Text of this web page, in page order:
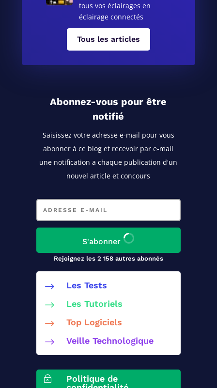
tous vos éclairages en
éclairage connectés
Tous les articles
Abonnez-vous pour être
notifié
Saisissez votre adresse e-mail pour vous
abonner à ce blog et recevoir par e-mail
une notification a chaque publication d'un
nouvel article et concours
Adresse
mail
S'abonner
Rejoignez les 2 158 autres abonnés
$ Les Tests
$ Les Tutoriels
$ Top Logiciels
$ Veille Technologique
~
Politique de